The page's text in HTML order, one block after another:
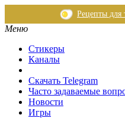
Рецепты для
Меню
Стикеры
Каналы
Скачать Telegram
Часто задаваемые
Новости
Игры